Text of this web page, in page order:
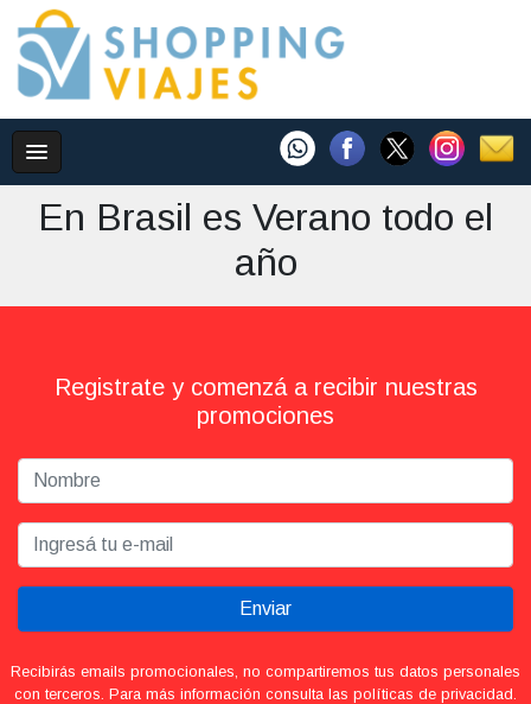
En Brasil es Verano todo el
año
Registrate y comenzá a recibir nuestras
promociones
Enviar
Recibirás emails promocionales, no compartiremos tus datos personales
con terceros. Para más información consulta las políticas de privacidad.